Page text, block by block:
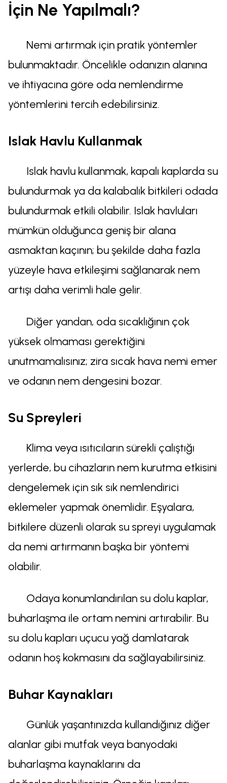
İçin Ne Yapılmalı?
Nemi artırmak için pratik yöntemler
bulunmaktadır. Öncelikle odanızın alanına
ve ihtiyacına göre oda nemlendirme
yöntemlerini tercih edebilirsiniz.
Islak Havlu Kullanmak
Islak havlu kullanmak, kapalı kaplarda su
bulundurmak ya da kalabalık bitkileri odada
bulundurmak etkili olabilir. Islak havluları
mümkün olduğunca geniş bir alana
asmaktan kaçının; bu şekilde daha fazla
yüzeyle hava etkileşimi sağlanarak nem
artışı daha verimli hale gelir.
Diğer yandan, oda sıcaklığının çok
yüksek olmaması gerektiğini
unutmamalısınız; zira sıcak hava nemi emer
ve odanın nem dengesini bozar.
Su Spreyleri
Klima veya ısıtıcıların sürekli çalıştığı
yerlerde, bu cihazların nem kurutma etkisini
dengelemek için sık sık nemlendirici
eklemeler yapmak önemlidir. Eşyalara,
bitkilere düzenli olarak su spreyi uygulamak
da nemi artırmanın başka bir yöntemi
olabilir.
Odaya konumlandırılan su dolu kaplar,
buharlaşma ile ortam nemini artırabilir. Bu
su dolu kapları uçucu yağ damlatarak
odanın hoş kokmasını da sağlayabilirsiniz.
Buhar Kaynakları
Günlük yaşantınızda kullandığınız diğer
alanlar gibi mutfak veya banyodaki
buharlaşma kaynaklarını da